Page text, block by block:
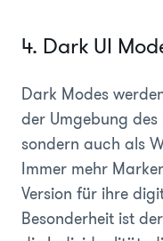
4. Dark UI
Dark Modes
der Umgebung
sondern auch als
Immer mehr
Version für ihre
Besonderheit ist